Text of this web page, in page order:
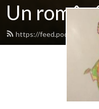
Un român
https://